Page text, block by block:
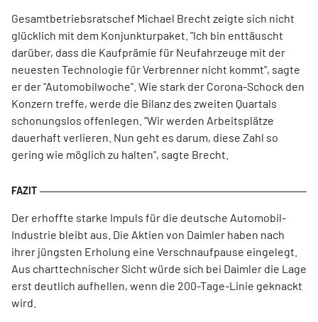
Gesamtbetriebsratschef Michael Brecht zeigte sich nicht
glücklich mit dem Konjunkturpaket. "Ich bin enttäuscht
darüber, dass die Kaufprämie für Neufahrzeuge mit der
neuesten Technologie für Verbrenner nicht kommt", sagte
er der "Automobilwoche". Wie stark der Corona-Schock den
Konzern treffe, werde die Bilanz des zweiten Quartals
schonungslos offenlegen. "Wir werden Arbeitsplätze
dauerhaft verlieren. Nun geht es darum, diese Zahl so
gering wie möglich zu halten", sagte Brecht.
Der erhoffte starke Impuls für die deutsche Automobil-
Industrie bleibt aus. Die Aktien von Daimler haben nach
ihrer jüngsten Erholung eine Verschnaufpause eingelegt.
Aus charttechnischer Sicht würde sich bei Daimler die Lage
erst deutlich aufhellen, wenn die 200-Tage-Linie geknackt
wird.